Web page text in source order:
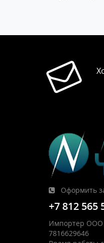
Оформить
+7 812 565
Импортер ООО
7816629646